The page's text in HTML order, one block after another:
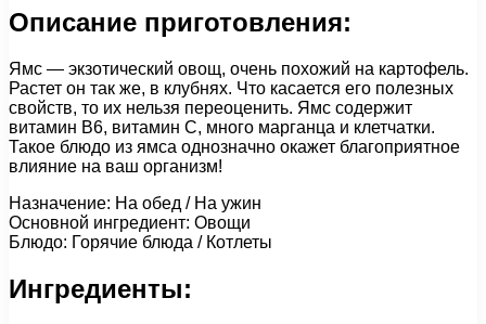
Описание приготовления:
Ямс — экзотический овощ, очень похожий на картофель.
Растет он так же, в клубнях. Что касается его полезных
свойств, то их нельзя переоценить. Ямс содержит
витамин В6, витамин С, много марганца и клетчатки.
Такое блюдо из ямса однозначно окажет благоприятное
влияние на ваш организм!
Назначение: На обед / На ужин
Основной ингредиент: Овощи
Блюдо: Горячие блюда / Котлеты
Ингредиенты: